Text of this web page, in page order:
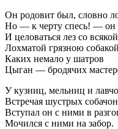
Он родовит был, словно
Но — к черту спесь! — он
И целоваться лез со всякой
Лохматой грязною
Каких немало у шатров
Цыган — бродячих
У кузниц, мельниц и
Встречая шустрых
Вступал он с ними в
Мочился с ними на забор.